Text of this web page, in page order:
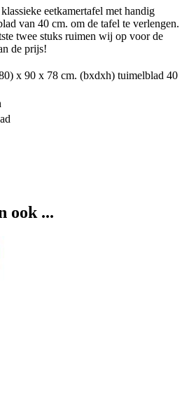
eetkamertafel met handig
van 40 cm. om de tafel te verlengen.
twee stuks ruimen wij op voor de
de prijs!
x 90 x 78 cm. (bxdxh) tuimelblad 40
ook ...